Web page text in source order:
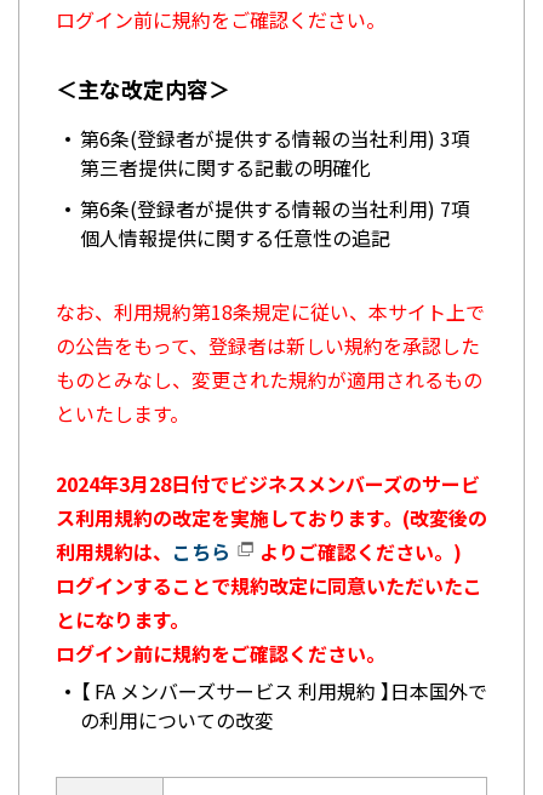
ログイン前に規約をご確認ください。
＜主な改定内容＞
第6条(登録者が提供する情報の当社利用) 3項
第三者提供に関する記載の明確化
第6条(登録者が提供する情報の当社利用) 7項
個人情報提供に関する任意性の追記
なお、利用規約第18条規定に従い、本サイト上で
の公告をもって、登録者は新しい規約を承認した
ものとみなし、変更された規約が適用されるもの
といたします。
2024年3月28日付でビジネスメンバーズのサービ
ス利用規約の改定を実施しております。(改変後の
利用規約は、 こちら
よりご確認ください。)
ログインすることで規約改定に同意いただいたこ
とになります。
ログイン前に規約をご確認ください。
【 FA メンバーズサービス 利用規約 】日本国外で
の利用についての改変